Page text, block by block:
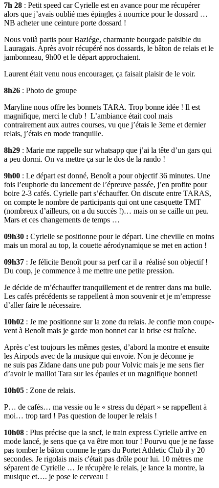
7h 28 : Petit speed car Cyrielle est en avance pour me récupérer
alors que j’avais oublié mes épingles à nourrice pour le dossard …
NB acheter une ceinture porte dossard !
Nous voilà partis pour Baziége, charmante bourgade paisible du
Lauragais. Après avoir récupéré nos dossards, le bâton de relais et le
jambonneau, 9h00 et le départ approchaient.
Laurent était venu nous encourager, ça faisait plaisir de le voir.
8h26 : Photo de groupe
Maryline nous offre les bonnets TARA. Trop bonne idée ! Il est
magnifique, merci le club ! L’ambiance était cool mais
contrairement aux autres courses, vu que j’étais le 3eme et dernier
relais, j’étais en mode tranquille.
8h29 : Marie me rappelle sur whatsapp que j’ai la tête d’un gars qui
a peu dormi. On va mettre ça sur le dos de la rando !
9h00 : Le départ est donné, Benoît a pour objectif 36 minutes. Une
fois l’euphorie du lancement de l’épreuve passée, j’en profite pour
boire 2-3 cafés. Cyrielle part s’échauffer. On discute entre TARAS,
on compte le nombre de participants qui ont une casquette TMT
(nombreux d’ailleurs, on a du succès !)… mais on se caille un peu.
Mars et ces changements de temps …
09h30 : Cyrielle se positionne pour le départ. Une cheville en moins
mais un moral au top, la couette aérodynamique se met en action !
09h37 : Je félicite Benoît pour sa perf car il a réalisé son objectif !
Du coup, je commence à me mettre une petite pression.
Je décide de m’échauffer tranquillement et de rentrer dans ma bulle.
Les cafés précédents se rappellent à mon souvenir et je m’empresse
d’aller faire le nécessaire.
10h02 : Je me positionne sur la zone du relais. Je confie mon coupe-
vent à Benoît mais je garde mon bonnet car la brise est fraîche.
Après c’est toujours les mêmes gestes, d’abord la montre et ensuite
les Airpods avec de la musique qui envoie. Non je déconne je
ne suis pas Zidane dans une pub pour Volvic mais je me sens fier
d’avoir le maillot Tara sur les épaules et un magnifique bonnet!
10h05 : Zone de relais.
P… de cafés… ma vessie ou le « stress du départ » se rappellent à
moi… trop tard ! Pas question de louper le relais !
10h08 : Plus précise que la sncf, le train express Cyrielle arrive en
mode lancé, je sens que ça va être mon tour ! Pourvu que je ne fasse
pas tomber le bâton comme le gars du Portet Athletic Club il y 20
secondes. Je rigolais mais c'était pas drôle pour lui. 10 mètres me
séparent de Cyrielle … Je récupère le relais, je lance la montre, la
musique et…. je pose le cerveau !